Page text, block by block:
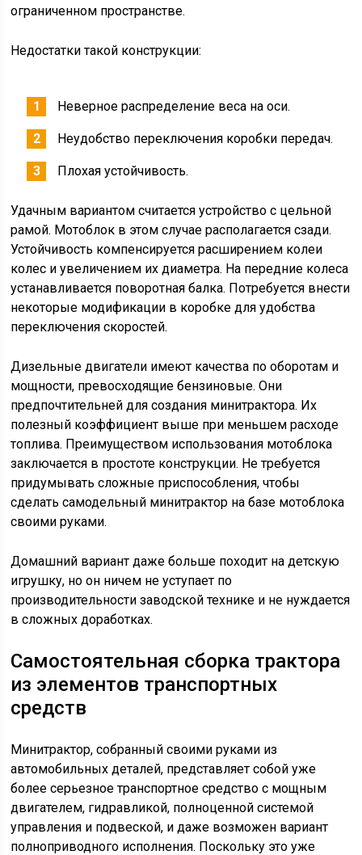
ограниченном пространстве.
Недостатки такой конструкции:
Неверное распределение веса на оси.
Неудобство переключения коробки передач.
Плохая устойчивость.
Удачным вариантом считается устройство с цельной
рамой. Мотоблок в этом случае располагается сзади.
Устойчивость компенсируется расширением колеи
колес и увеличением их диаметра. На передние колеса
устанавливается поворотная балка. Потребуется внести
некоторые модификации в коробке для удобства
переключения скоростей.
Дизельные двигатели имеют качества по оборотам и
мощности, превосходящие бензиновые. Они
предпочтительней для создания минитрактора. Их
полезный коэффициент выше при меньшем расходе
топлива. Преимуществом использования мотоблока
заключается в простоте конструкции. Не требуется
придумывать сложные приспособления, чтобы
сделать самодельный минитрактор на базе мотоблока
своими руками.
Домашний вариант даже больше походит на детскую
игрушку, но он ничем не уступает по
производительности заводской технике и не нуждается
в сложных доработках.
Самостоятельная сборка трактора
из элементов транспортных
средств
Минитрактор, собранный своими руками из
автомобильных деталей, представляет собой уже
более серьезное транспортное средство с мощным
двигателем, гидравликой, полноценной системой
управления и подвеской, и даже возможен вариант
полноприводного исполнения. Поскольку это уже